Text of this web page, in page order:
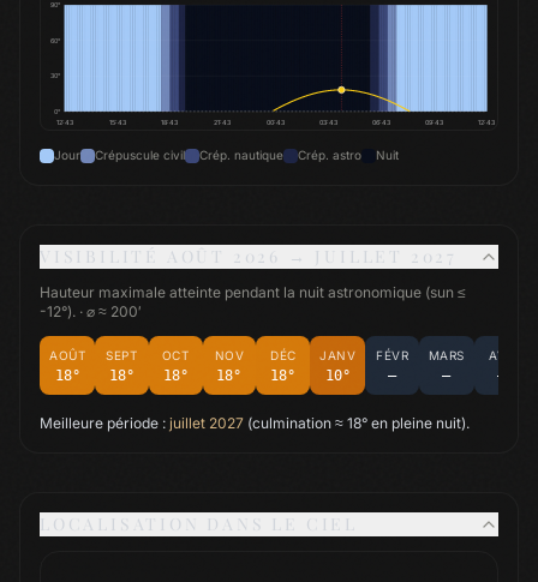
0°
30°
60°
90°
12:43 15:43 18:43 21:43 00:43 03:43 06:43 09:43 12:43
Jour Crépuscule civil Crép. nautique Crép. astro Nuit
VISIBILITÉ AOÛT 2026 → JUILLET 2027
Hauteur maximale atteinte pendant la nuit astronomique (sun ≤
-12°). · ⌀ ≈ 200′
AOÛT
18°
SEPT
18°
OCT
18°
NOV
18°
DÉC
18°
JANV
10°
FÉVR
—
MARS
—
AVR
—
Meilleure période : juillet 2027 (culmination ≈ 18° en pleine nuit).
LOCALISATION DANS LE CIEL